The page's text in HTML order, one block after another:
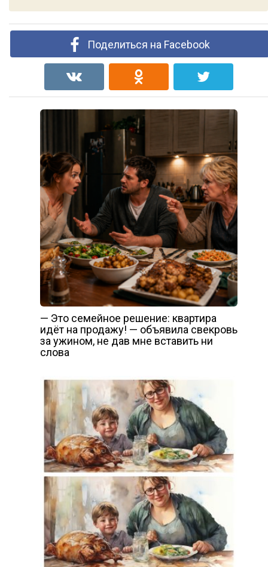
Поделиться на Facebook
— Это семейное решение: квартира
идёт на продажу! — объявила свекровь
за ужином, не дав мне вставить ни
слова